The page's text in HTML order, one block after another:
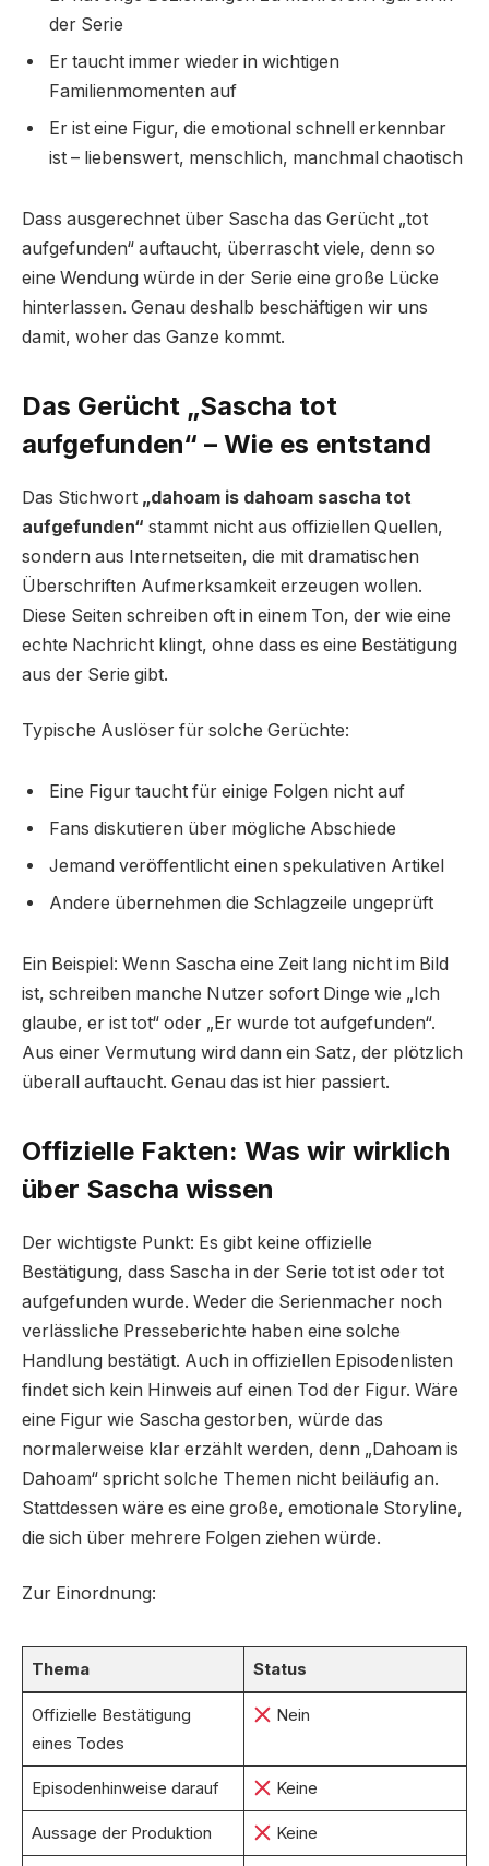
der Serie
Er taucht immer wieder in wichtigen
Familienmomenten auf
Er ist eine Figur, die emotional schnell erkennbar
ist – liebenswert, menschlich, manchmal chaotisch
Dass ausgerechnet über Sascha das Gerücht „tot
aufgefunden“ auftaucht, überrascht viele, denn so
eine Wendung würde in der Serie eine große Lücke
hinterlassen. Genau deshalb beschäftigen wir uns
damit, woher das Ganze kommt.
Das Gerücht „Sascha tot
aufgefunden“ – Wie es entstand
Das Stichwort „dahoam is dahoam sascha tot
aufgefunden“ stammt nicht aus offiziellen Quellen,
sondern aus Internetseiten, die mit dramatischen
Überschriften Aufmerksamkeit erzeugen wollen.
Diese Seiten schreiben oft in einem Ton, der wie eine
echte Nachricht klingt, ohne dass es eine Bestätigung
aus der Serie gibt.
Typische Auslöser für solche Gerüchte:
Eine Figur taucht für einige Folgen nicht auf
Fans diskutieren über mögliche Abschiede
Jemand veröffentlicht einen spekulativen Artikel
Andere übernehmen die Schlagzeile ungeprüft
Ein Beispiel: Wenn Sascha eine Zeit lang nicht im Bild
ist, schreiben manche Nutzer sofort Dinge wie „Ich
glaube, er ist tot“ oder „Er wurde tot aufgefunden“.
Aus einer Vermutung wird dann ein Satz, der plötzlich
überall auftaucht. Genau das ist hier passiert.
Offizielle Fakten: Was wir wirklich
über Sascha wissen
Der wichtigste Punkt: Es gibt keine offizielle
Bestätigung, dass Sascha in der Serie tot ist oder tot
aufgefunden wurde. Weder die Serienmacher noch
verlässliche Presseberichte haben eine solche
Handlung bestätigt. Auch in offiziellen Episodenlisten
findet sich kein Hinweis auf einen Tod der Figur. Wäre
eine Figur wie Sascha gestorben, würde das
normalerweise klar erzählt werden, denn „Dahoam is
Dahoam“ spricht solche Themen nicht beiläufig an.
Stattdessen wäre es eine große, emotionale Storyline,
die sich über mehrere Folgen ziehen würde.
Zur Einordnung:
Thema Status
Offizielle Bestätigung
eines Todes
Nein
Episodenhinweise darauf Keine
Aussage der Produktion Keine